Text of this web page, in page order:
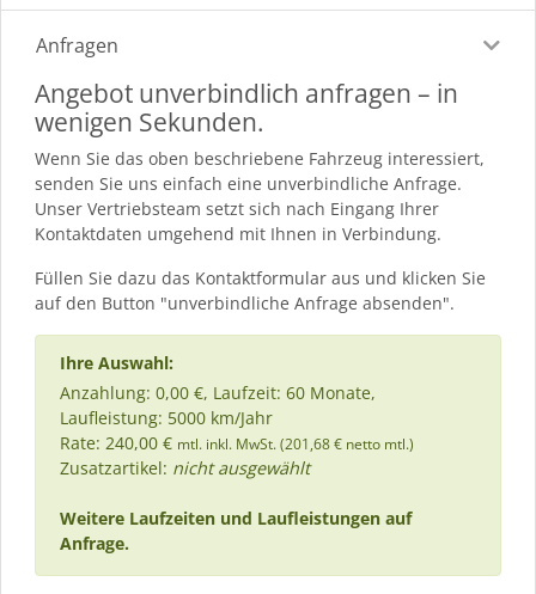
Anfragen
Angebot unverbindlich anfragen – in
wenigen Sekunden.
Wenn Sie das oben beschriebene Fahrzeug interessiert,
senden Sie uns einfach eine unverbindliche Anfrage.
Unser Vertriebsteam setzt sich nach Eingang Ihrer
Kontaktdaten umgehend mit Ihnen in Verbindung.
Füllen Sie dazu das Kontaktformular aus und klicken Sie
auf den Button "unverbindliche Anfrage absenden".
Ihre Auswahl:
Anzahlung: 0,00 €, Laufzeit: 60 Monate,
Laufleistung: 5000 km/Jahr
Rate: 240,00 € mtl. inkl. MwSt. (201,68 € netto mtl.)
Zusatzartikel: nicht ausgewählt
Weitere Laufzeiten und Laufleistungen auf
Anfrage.